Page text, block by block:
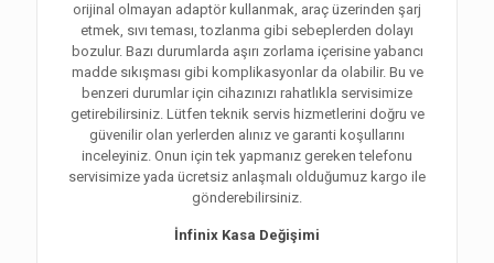
orijinal olmayan adaptör kullanmak, araç üzerinden şarj
etmek, sıvı teması, tozlanma gibi sebeplerden dolayı
bozulur. Bazı durumlarda aşırı zorlama içerisine yabancı
madde sıkışması gibi komplikasyonlar da olabilir. Bu ve
benzeri durumlar için cihazınızı rahatlıkla servisimize
getirebilirsiniz. Lütfen teknik servis hizmetlerini doğru ve
güvenilir olan yerlerden alınız ve garanti koşullarını
inceleyiniz. Onun için tek yapmanız gereken telefonu
servisimize yada ücretsiz anlaşmalı olduğumuz kargo ile
gönderebilirsiniz.
İnfinix Kasa Değişimi